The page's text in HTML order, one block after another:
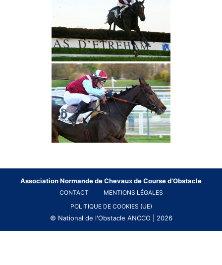
Association Normande de Chevaux de Course d’Obstacle
CONTACT
MENTIONS LÉGALES
POLITIQUE DE COOKIES (UE)
© National de l'Obstacle ANCCO | 2026